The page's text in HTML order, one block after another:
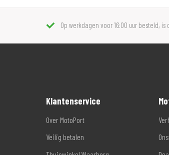
Op werkdagen voor 16:00 uur besteld,
Klantenservice
Over MotoPort
Veilig betalen